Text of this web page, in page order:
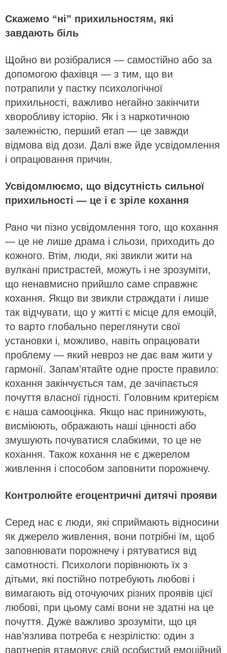
Скажемо “ні” прихильностям, які
завдають біль
Щойно ви розібралися — самостійно або за
допомогою фахівця — з тим, що ви
потрапили у пастку психологічної
прихильності, важливо негайно закінчити
хворобливу історію. Як і з наркотичною
залежністю, перший етап — це завжди
відмова від дози. Далі вже йде усвідомлення
і опрацювання причин.
Усвідомлюємо, що відсутність сильної
прихильності — це і є зріле кохання
Рано чи пізно усвідомлення того, що кохання
— це не лише драма і сльози, приходить до
кожного. Втім, люди, які звикли жити на
вулкані пристрастей, можуть і не зрозуміти,
що ненавмисно прийшло саме справжнє
кохання. Якщо ви звикли страждати і лише
так відчувати, що у житті є місце для емоцій,
то варто глобально переглянути свої
установки і, можливо, навіть опрацювати
проблему — який невроз не дає вам жити у
гармонії. Запам’ятайте одне просте правило:
кохання закінчується там, де зачіпається
почуття власної гідності. Головним критерієм
є наша самооцінка. Якщо нас принижують,
висміюють, ображають наші цінності або
змушують почуватися слабкими, то це не
кохання. Також кохання не є джерелом
живлення і способом заповнити порожнечу.
Контролюйте егоцентричні дитячі прояви
Серед нас є люди, які сприймають відносини
як джерело живлення, вони потрібні їм, щоб
заповнювати порожнечу і рятуватися від
самотності. Психологи порівнюють їх з
дітьми, які постійно потребують любові і
вимагають від оточуючих різних проявів цієї
любові, при цьому самі вони не здатні на це
почуття. Дуже важливо зрозуміти, що ця
нав’язлива потреба є незрілістю: один з
партнерів втамовує свій особистий емоційний